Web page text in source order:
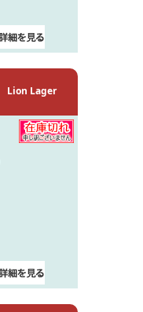
Lion Lager